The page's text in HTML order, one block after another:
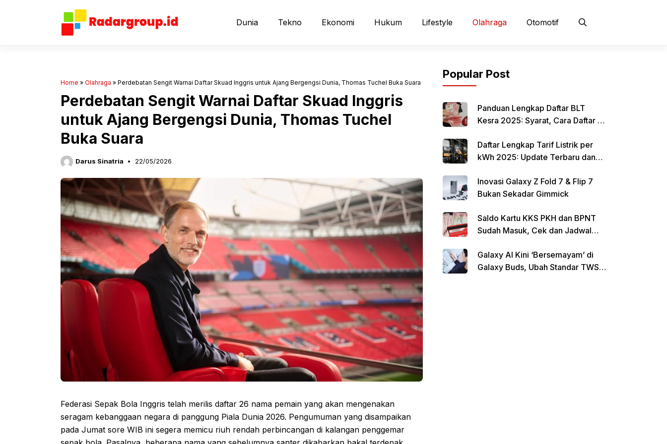
Dunia Tekno Ekonomi Hukum Lifestyle Olahraga Otomotif
Home » Olahraga » Perdebatan Sengit Warnai Daftar Skuad Inggris untuk Ajang Bergengsi Dunia, Thomas Tuchel Buka Suara
Perdebatan Sengit Warnai Daftar Skuad Inggris
untuk Ajang Bergengsi Dunia, Thomas Tuchel
Buka Suara
Darus Sinatria 22/05/2026
Federasi Sepak Bola Inggris telah merilis daftar 26 nama pemain yang akan mengenakan
seragam kebanggaan negara di panggung Piala Dunia 2026. Pengumuman yang disampaikan
pada Jumat sore WIB ini segera memicu riuh rendah perbincangan di kalangan penggemar
Popular Post
Panduan Lengkap Daftar BLT
Kesra 2025: Syarat, Cara Daftar &
Daftar Lengkap Tarif Listrik per
kWh 2025: Update Terbaru dan
Inovasi Galaxy Z Fold 7 & Flip 7
Bukan Sekadar Gimmick
Saldo Kartu KKS PKH dan BPNT
Sudah Masuk, Cek dan Jadwal
Galaxy AI Kini ‘Bersemayam’ di
Galaxy Buds, Ubah Standar TWS